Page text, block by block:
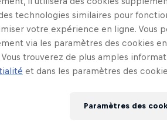
technologies similaires pour
votre expérience en ligne. Vous
via les paramètres des cookies
trouverez de plus amples
et dans les paramètres des
Paramètres des